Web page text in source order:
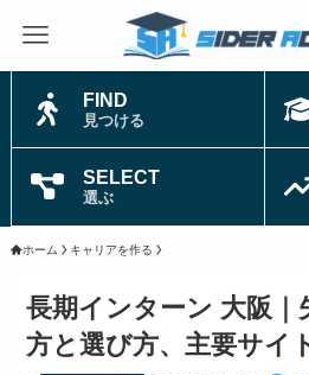
FIND
見つける
SELECT
選ぶ
ホーム キャリアを作る
長期インターン 大阪｜
方と選び方、主要サイ